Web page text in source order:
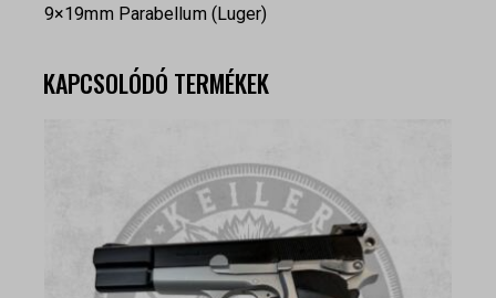
9×19mm Parabellum (Luger)
KAPCSOLÓDÓ TERMÉKEK